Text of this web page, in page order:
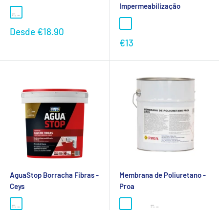
Preço
Desde €18.90
Impermeabilização
Preço
€13
AguaStop Borracha Fibras -
Ceys
Membrana de Poliuretano -
Proa